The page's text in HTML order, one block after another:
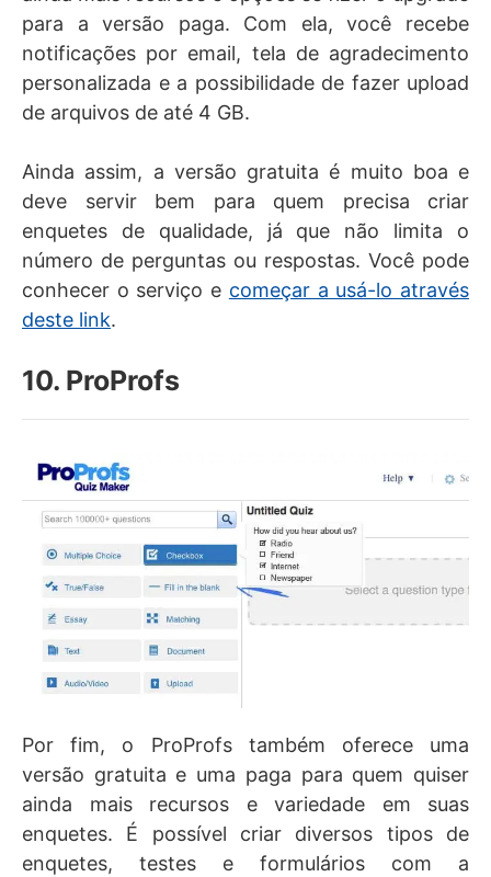
para a versão paga. Com ela, você recebe
notificações por email, tela de agradecimento
personalizada e a possibilidade de fazer upload
de arquivos de até 4 GB.
Ainda assim, a versão gratuita é muito boa e
deve servir bem para quem precisa criar
enquetes de qualidade, já que não limita o
número de perguntas ou respostas. Você pode
conhecer o serviço e começar a usá-lo através
deste link.
10. ProProfs
Por fim, o ProProfs também oferece uma
versão gratuita e uma paga para quem quiser
ainda mais recursos e variedade em suas
enquetes. É possível criar diversos tipos de
enquetes, testes e formulários com a